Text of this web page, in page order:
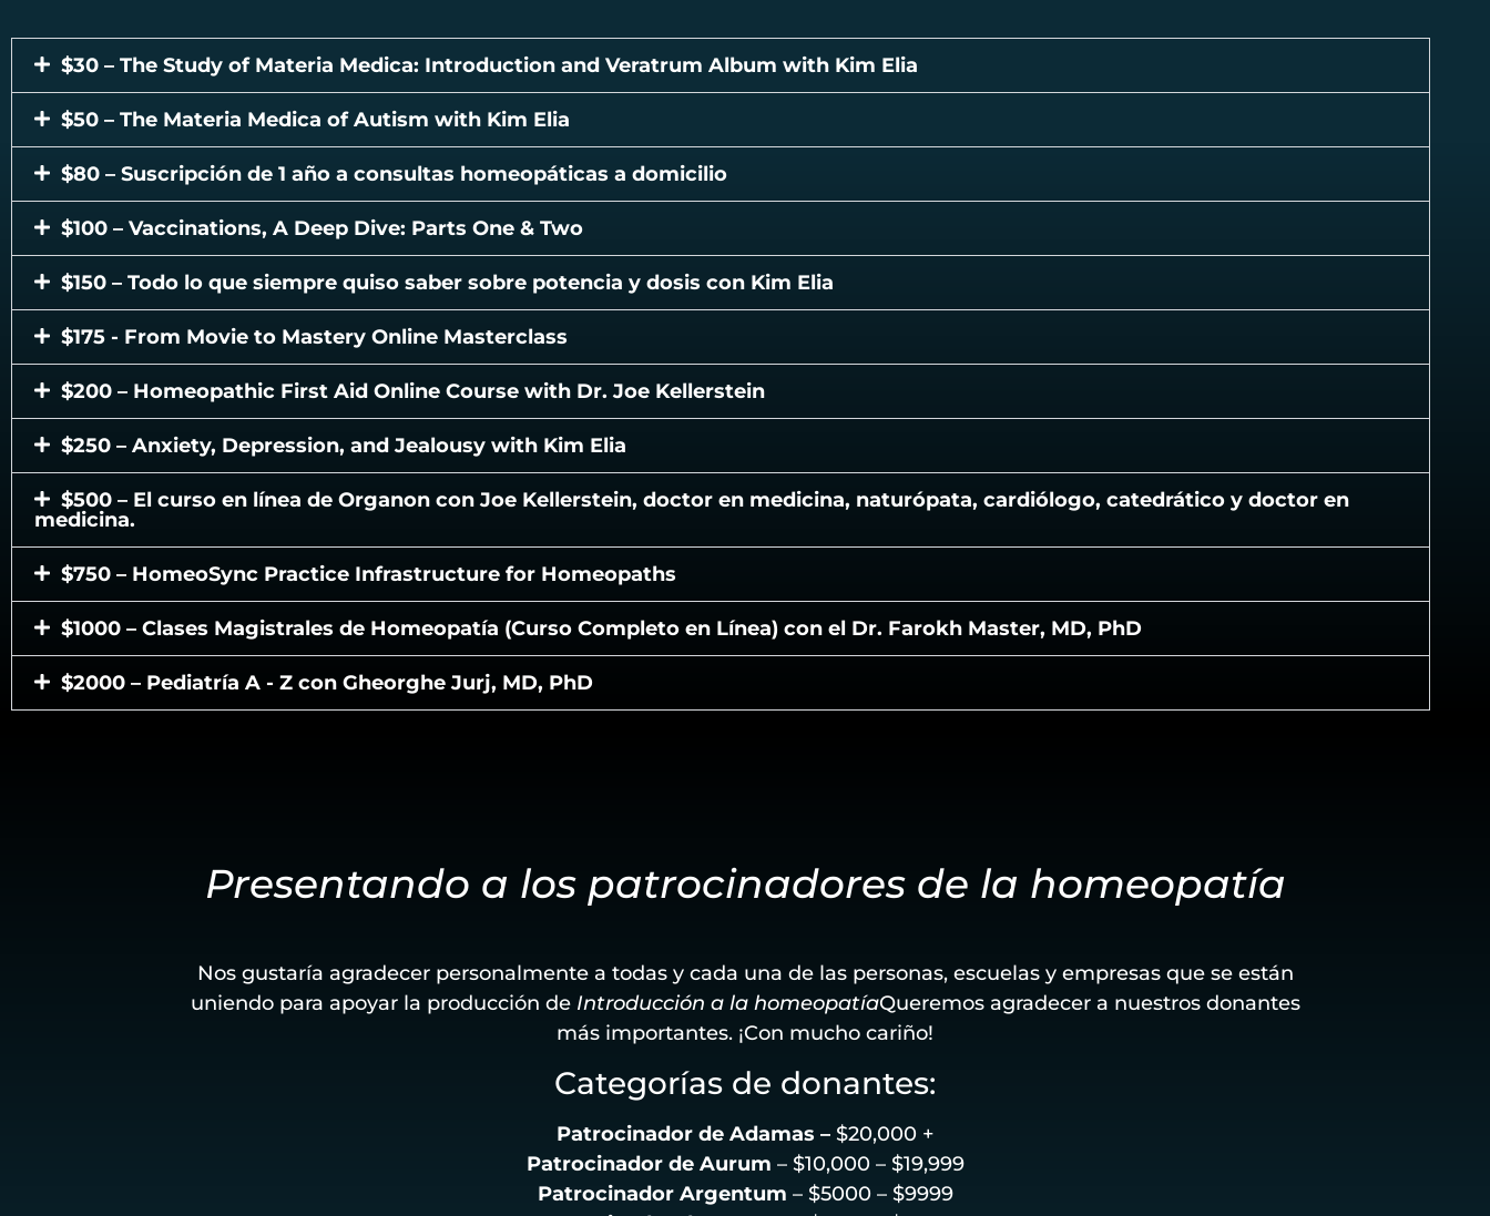
$30 – The Study of Materia Medica: Introduction and Veratrum Album with Kim Elia
$50 – The Materia Medica of Autism with Kim Elia
$80 – Suscripción de 1 año a consultas homeopáticas a domicilio
$100 – Vaccinations, A Deep Dive: Parts One & Two
$150 – Todo lo que siempre quiso saber sobre potencia y dosis con Kim Elia
$175 - From Movie to Mastery Online Masterclass
$200 – Homeopathic First Aid Online Course with Dr. Joe Kellerstein
$250 – Anxiety, Depression, and Jealousy with Kim Elia
$500 – El curso en línea de Organon con Joe Kellerstein, doctor en medicina, naturópata, cardiólogo, catedrático y doctor en
medicina.
$750 – HomeoSync Practice Infrastructure for Homeopaths
$1000 – Clases Magistrales de Homeopatía (Curso Completo en Línea) con el Dr. Farokh Master, MD, PhD
$2000 – Pediatría A - Z con Gheorghe Jurj, MD, PhD
Presentando a los patrocinadores de la homeopatía
Nos gustaría agradecer personalmente a todas y cada una de las personas, escuelas y empresas que se están
uniendo para apoyar la producción de Introducción a la homeopatíaQueremos agradecer a nuestros donantes
más importantes. ¡Con mucho cariño!
Categorías de donantes:
Patrocinador de Adamas – $20,000 +
Patrocinador de Aurum – $10,000 – $19,999
Patrocinador Argentum – $5000 – $9999